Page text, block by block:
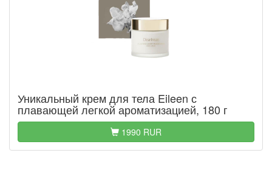
Уникальный крем для тела Eileen с
плавающей легкой ароматизацией, 180 г
1990 RUR